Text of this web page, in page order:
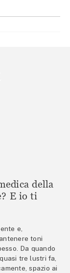
della
E io ti
e,
toni
Da quando
tre lustri fa,
spazio ai